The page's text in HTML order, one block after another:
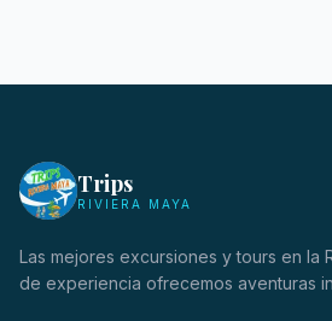
Trips
RIVIERA MAYA
Las mejores excursiones y tours en la
de experiencia ofrecemos aventuras